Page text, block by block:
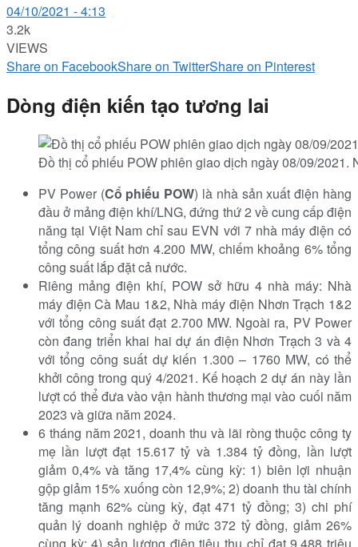
04/10/2021 - 4:13
3.2k
VIEWS
Share on FacebookShare on TwitterShare on Pinterest
Dòng điện kiến tạo tương lai
Đồ thị cổ phiếu POW phiên giao dịch ngày 08/09/2021.
PV Power (Cổ phiếu POW) là nhà sản xuất điện hàng
đầu ở mảng điện khí/LNG, đứng thứ 2 về cung cấp điện
năng tại Việt Nam chỉ sau EVN với 7 nhà máy điện có
tổng công suất hơn 4.200 MW, chiếm khoảng 6% tổng
công suất lắp đặt cả nước.
Riêng mảng điện khí, POW sở hữu 4 nhà máy: Nhà
máy điện Cà Mau 1&2, Nhà máy điện Nhơn Trạch 1&2
với tổng công suất đạt 2.700 MW. Ngoài ra, PV Power
còn đang triển khai hai dự án điện Nhơn Trạch 3 và 4
với tổng công suất dự kiến 1.300 – 1760 MW, có thể
khởi công trong quý 4/2021. Kế hoạch 2 dự án này lần
lượt có thể đưa vào vận hành thương mại vào cuối năm
2023 và giữa năm 2024.
6 tháng năm 2021, doanh thu và lãi ròng thuộc công ty
mẹ lần lượt đạt 15.617 tỷ và 1.384 tỷ đồng, lần lượt
giảm 0,4% và tăng 17,4% cùng kỳ: 1) biên lợi nhuận
gộp giảm 15% xuống còn 12,9%; 2) doanh thu tài chính
tăng mạnh 62% cùng kỳ, đạt 471 tỷ đồng; 3) chi phí
quản lý doanh nghiệp ở mức 372 tỷ đồng, giảm 26%
cùng kỳ; 4) sản lượng điện tiêu thụ chỉ đạt 9.488 triệu